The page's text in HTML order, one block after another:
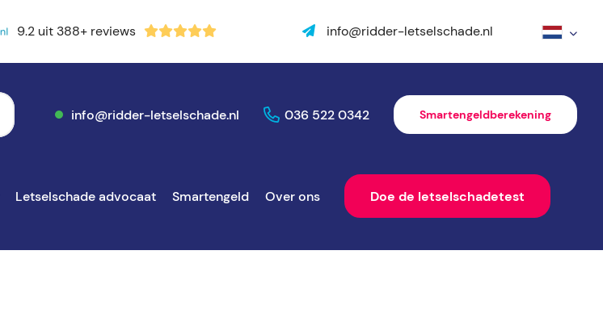
9.2 uit 388+ reviews info@ridder-letselschade.nl
info@ridder-letselschade.nl 036 522 0342 Smartengeldberekening
Letselschade advocaat Smartengeld Over ons Doe de letselschadetest